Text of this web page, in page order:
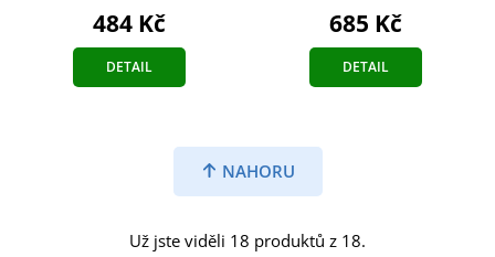
484 Kč
DETAIL
685 Kč
DETAIL
NAHORU
Už jste viděli 18 produktů z 18.